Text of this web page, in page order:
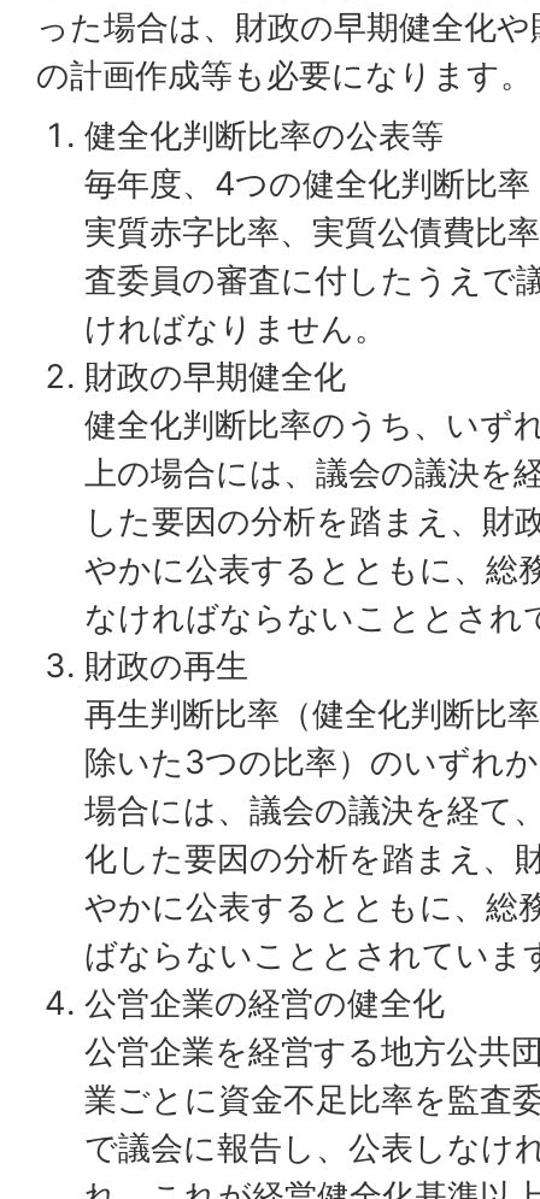
った場合は、財政の早期健全化
の計画作成等も必要になります。
健全化判断比率の公表等
毎年度、4つの健全化判断比
実質赤字比率、実質公債費比
査委員の審査に付したうえで
ければなりません。
財政の早期健全化
健全化判断比率のうち、いず
上の場合には、議会の議決を
した要因の分析を踏まえ、財
やかに公表するとともに、総
なければならないこととされ
財政の再生
再生判断比率（健全化判断比
除いた3つの比率）のいずれ
場合には、議会の議決を経て
化した要因の分析を踏まえ、
やかに公表するとともに、総
ばならないこととされていま
公営企業の経営の健全化
公営企業を経営する地方公共
業ごとに資金不足比率を監査
で議会に報告し、公表しなけ